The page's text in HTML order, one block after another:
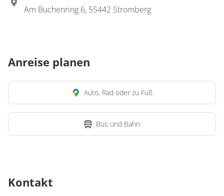
Am Buchenring 6, 55442 Stromberg
Anreise planen
Auto, Rad oder zu Fuß
Bus und Bahn
Kontakt